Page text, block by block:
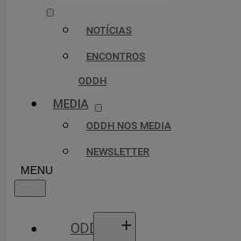
NOTÍCIAS
ENCONTROS
ODDH
MEDIA
ODDH NOS MEDIA
NEWSLETTER
ODDH